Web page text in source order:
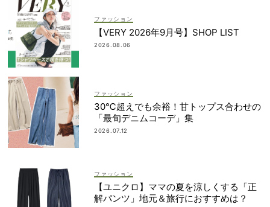
ファッション
【VERY 2026年9月号】SHOP LIST
2026.08.06
ファッション
30℃超えでも余裕！甘トップス合わせの
「最旬デニムコーデ」集
2026.07.12
ファッション
【ユニクロ】ママの夏を涼しくする「正
解パンツ」地元＆旅行におすすめは？